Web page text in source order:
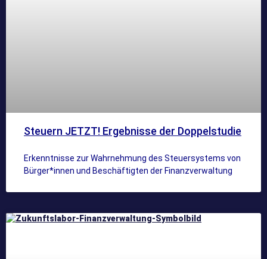
Steuern JETZT! Ergebnisse der Doppelstudie
Erkenntnisse zur Wahrnehmung des Steuersystems von
Bürger*innen und Beschäftigten der Finanzverwaltung